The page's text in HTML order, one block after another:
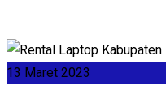
13 Maret 2023